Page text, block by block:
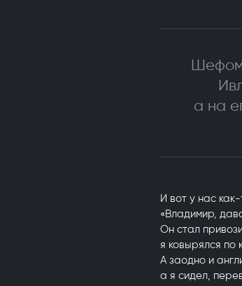
Шефом
а на
И вот у нас
«Владимир,
Он стал
я ковырялся по
А заодно и
а я сидел,